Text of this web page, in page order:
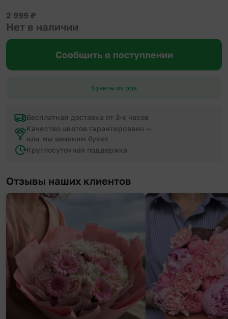
2 999 ₽
Нет в наличии
Сообщить о поступлении
Букеты из роз
Бесплатная доставка от 3-х часов
Качество цветов гарантировано —
или мы заменим букет
Круглосуточная поддержка
Отзывы наших клиентов